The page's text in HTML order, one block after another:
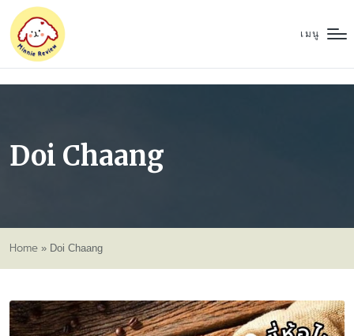
เมนู
Doi Chaang
Home » Doi Chaang